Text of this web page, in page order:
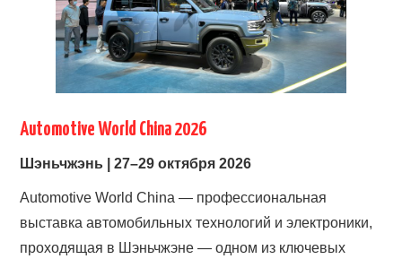
Automotive World China 2026
Шэньчжэнь | 27–29 октября 2026
Automotive World China — профессиональная
выставка автомобильных технологий и электроники,
проходящая в Шэньчжэне — одном из ключевых